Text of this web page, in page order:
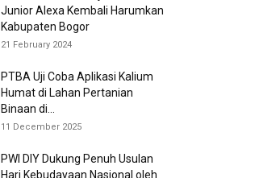
Junior Alexa Kembali Harumkan
Kabupaten Bogor
21 February 2024
PTBA Uji Coba Aplikasi Kalium
Humat di Lahan Pertanian
Binaan di...
11 December 2025
PWI DIY Dukung Penuh Usulan
Hari Kebudayaan Nasional oleh